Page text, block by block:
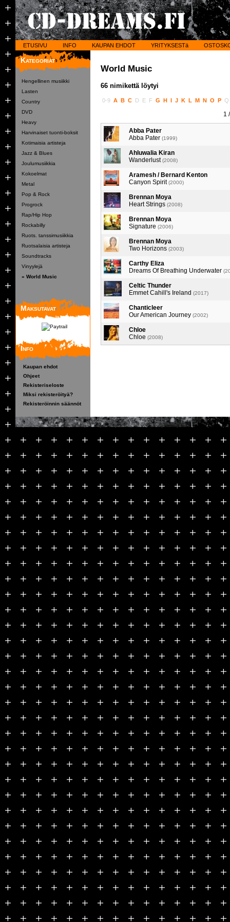
ETUSIVU INFO KAUPAN EHDOT YRITYKSESTä
Kategoriat
Hengellinen musiikki
Lasten
Country
DVD
Heavy
Harvinaiset tuonti-boksit
Kotimaisia artisteja
Jazz & Blues
Joulumusiikkia
Kokoelmat
Metal
Pop & Rock
Progrock
Rap/Hip Hop
Rockabilly
Ruots. tanssimusiikkia
Ruotsalaisia artisteja
Soundtracks
Vinyylejä
» World Music
Maksutavat
Info
Kaupan ehdot
Ohjeet
Rekisteriseloste
Miksi rekisteröityä?
Rekisteröinnin säännöt
World Music
66 nimikettä löytyi
0-9 A B C D E F G H I J K L M N O P Q
1
Abba Pater
Abba Pater (1999)
Ahluwalia Kiran
Wanderlust(2008)
Aramesh / Bernard Kenton
Canyon Spirit(2000)
Brennan Moya
Heart Strings (2008)
Brennan Moya
Signature (2006)
Brennan Moya
Two Horizons (2003)
Carthy Eliza
Dreams Of Breathing Underwater
Celtic Thunder
Emmet Cahill's Ireland (2017)
Chanticleer
Our American Journey (2002)
Chloe
Chloe (2008)